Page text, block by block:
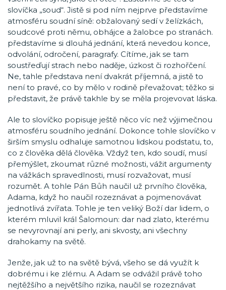
slovíčka „soud“. Jistě si pod ním nejprve představíme
atmosféru soudní síně: obžalovaný sedí v želízkách,
soudcové proti němu, obhájce a žalobce po stranách.
představíme si dlouhá jednání, která nevedou konce,
odvolání, odročení, paragrafy. Cítíme, jak se tam
soustřeďují strach nebo naděje, úzkost či rozhořčení.
Ne, tahle představa není dvakrát příjemná, a jistě to
není to pravé, co by mělo v rodině převažovat; těžko si
představit, že právě takhle by se měla projevovat láska.
Ale to slovíčko popisuje ještě něco víc než výjimečnou
atmosféru soudního jednání. Dokonce tohle slovíčko v
širším smyslu odhaluje samotnou lidskou podstatu, to,
co z člověka dělá člověka. Vždyž ten, kdo soudí, musí
přemýšlet, zkoumat různé možnosti, vážit argumenty
na vážkách spravedlnosti, musí rozvažovat, musí
rozumět. A tohle Pán Bůh naučil už prvního člověka,
Adama, když ho naučil rozeznávat a pojmenovávat
jednotlivá zvířata. Tohle je ten veliký Boží dar lidem, o
kterém mluvil král Šalomoun: dar nad zlato, kterému
se nevyrovnají ani perly, ani skvosty, ani všechny
drahokamy na světě.
Jenže, jak už to na světě bývá, všeho se dá využít k
dobrému i ke zlému. A Adam se odvážil právě toho
nejtěžšího a největšího rizika, naučil se rozeznávat